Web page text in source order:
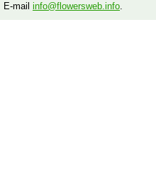
E-mail info@flowersweb.info.